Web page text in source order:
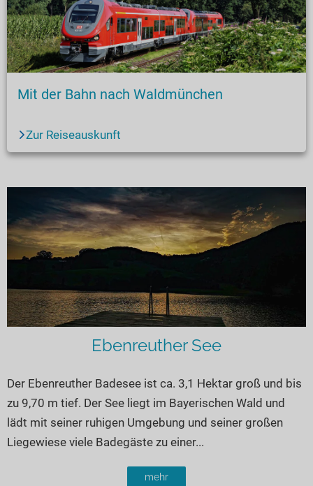
Mit der Bahn nach Waldmünchen
Zur Reiseauskunft
Ebenreuther See
Der Ebenreuther Badesee ist ca. 3,1 Hektar groß und bis
zu 9,70 m tief. Der See liegt im Bayerischen Wald und
lädt mit seiner ruhigen Umgebung und seiner großen
Liegewiese viele Badegäste zu einer...
mehr